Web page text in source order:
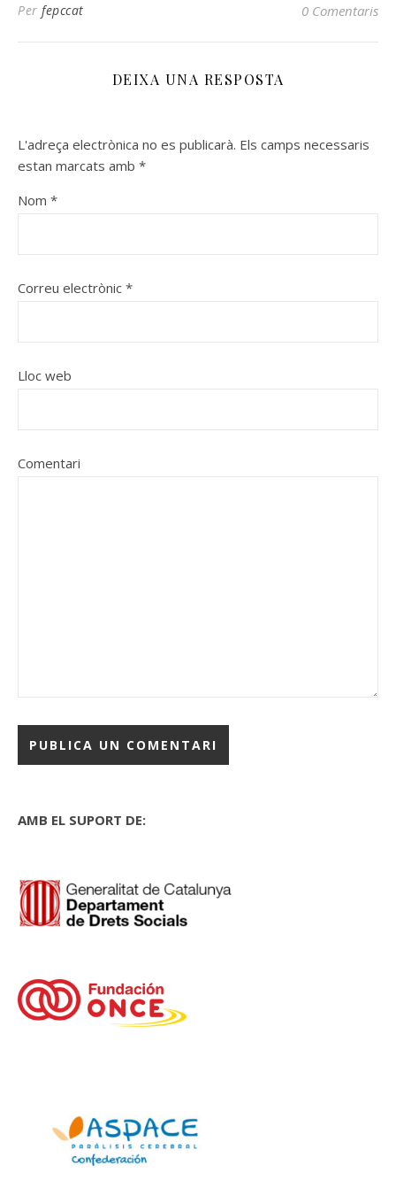
Per fepccat 0 Comentaris
DEIXA UNA RESPOSTA
L'adreça electrònica no es publicarà. Els camps necessaris
estan marcats amb *
Nom *
Correu electrònic *
Lloc web
Comentari
AMB EL SUPORT DE: